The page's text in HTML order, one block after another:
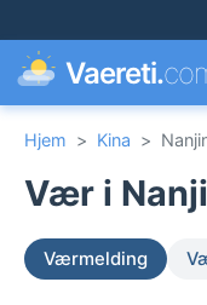
Vaereti.
Hjem > Kina >
Vær i
Værmelding